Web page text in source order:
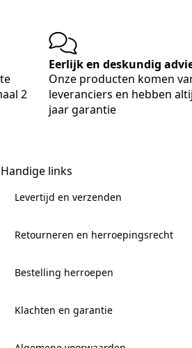
2
Eerlijk en deskundig
Onze producten komen
leveranciers en hebben
jaar garantie
Handige links
Levertijd en verzenden
Retourneren en herroepingsrecht
Bestelling herroepen
Klachten en garantie